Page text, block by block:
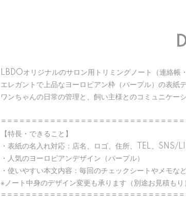
LBDOオリジナルのサロン用トリミングノート（連絡帳
エレガントで上品なヨーロピアン枠（パープル）の表紙
ワンちゃんの日常の管理と、飼い主様とのコミュニケー
【特長・できること】
・表紙の名入れ対応：店名、ロゴ、住所、TEL、SNS/
・人気のヨーロピアンデザイン（パープル）
・使いやすい本文内容：毎回のチェックシートやメモな
※ノート中身のデザイン変更も承ります（別途お見積もり